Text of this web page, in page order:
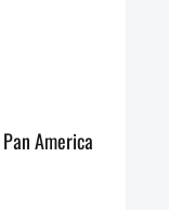
America